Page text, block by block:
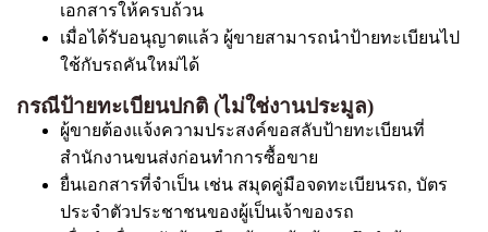
เอกสารให้ครบถ้วน
เมื่อได้รับอนุญาตแล้ว ผู้ขายสามารถนำป้ายทะเบียนไป
ใช้กับรถคันใหม่ได้
กรณีป้ายทะเบียนปกติ (ไม่ใช่งานประมูล)
ผู้ขายต้องแจ้งความประสงค์ขอสลับป้ายทะเบียนที่
สำนักงานขนส่งก่อนทำการซื้อขาย
ยื่นเอกสารที่จำเป็น เช่น สมุดคู่มือจดทะเบียนรถ, บัตร
ประจำตัวประชาชนของผู้เป็นเจ้าของรถ